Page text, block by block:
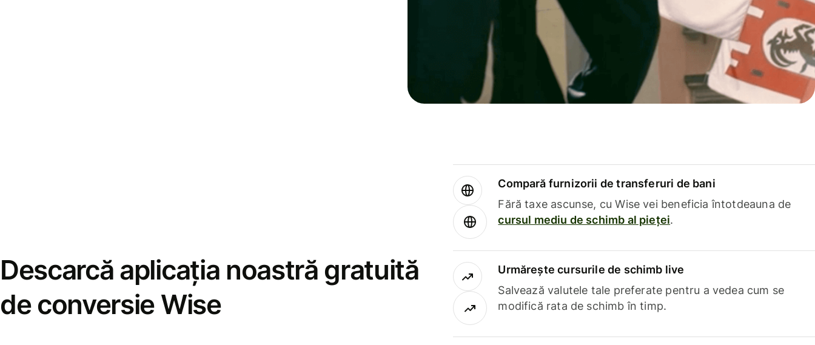
Descarcă aplicația noastră gratuită
de conversie Wise
Compară furnizorii de transferuri de bani
Fără taxe ascunse, cu Wise vei beneficia întotdeauna de
cursul mediu de schimb al pieței.
Urmărește cursurile de schimb live
Salvează valutele tale preferate pentru a vedea cum se
modifică rata de schimb în timp.